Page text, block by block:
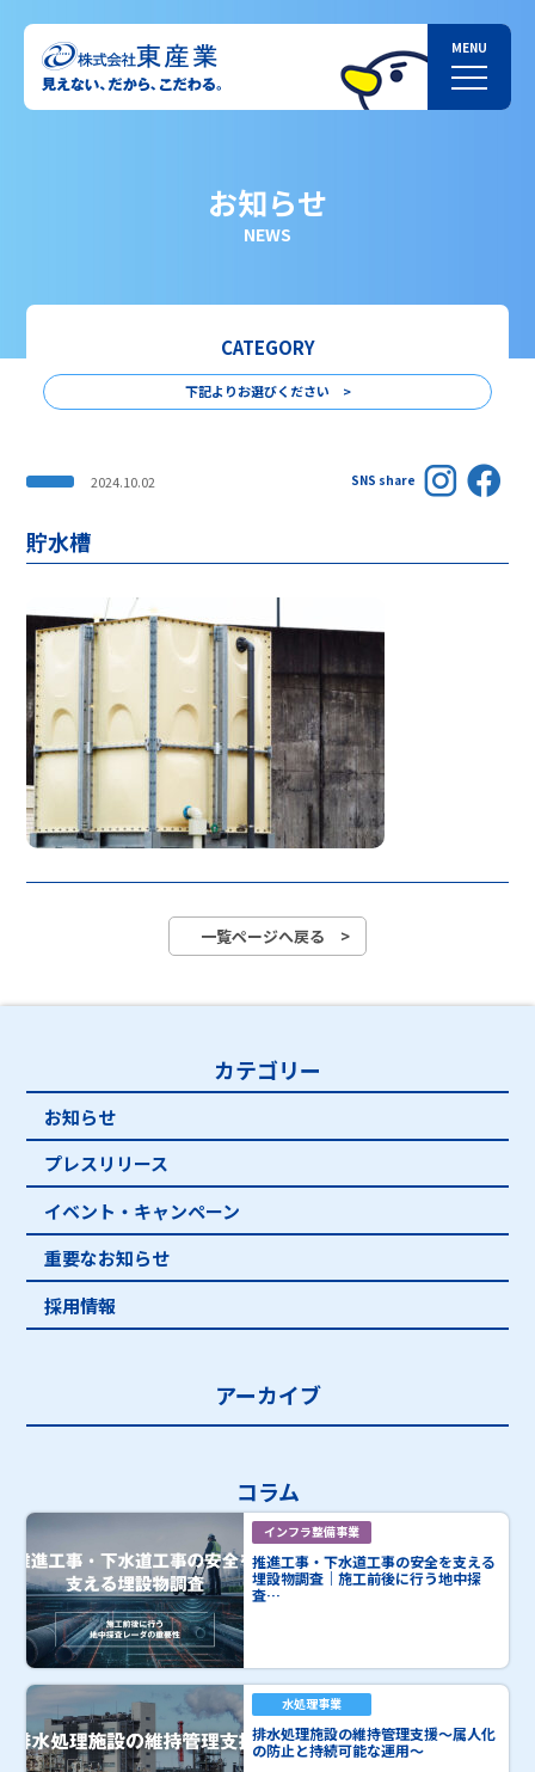
お知らせ
NEWS
CATEGORY
下記よりお選びください >
2024.10.02 SNS share
貯水槽
一覧ページへ戻る >
カテゴリー
お知らせ
プレスリリース
イベント・キャンペーン
重要なお知らせ
採用情報
アーカイブ
コラム
インフラ整備事業
推進工事・下水道工事の安全を支える
埋設物調査｜施工前後に行う地中探
査…
水処理事業
排水処理施設の維持管理支援～属人化
の防止と持続可能な運用～